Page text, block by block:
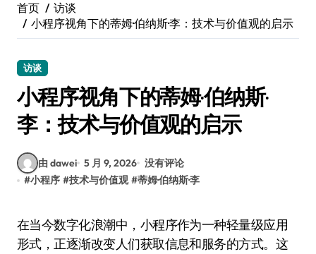
首页
访谈
小程序视角下的蒂姆·伯纳斯·李：技术与价值观的启示
访谈
小程序视角下的蒂姆·伯纳斯·
李：技术与价值观的启示
由 dawei 5 月 9, 2026 没有评论
#小程序 #技术与价值观 #蒂姆·伯纳斯·李
在当今数字化浪潮中，小程序作为一种轻量级应用
形式，正逐渐改变人们获取信息和服务的方式。这